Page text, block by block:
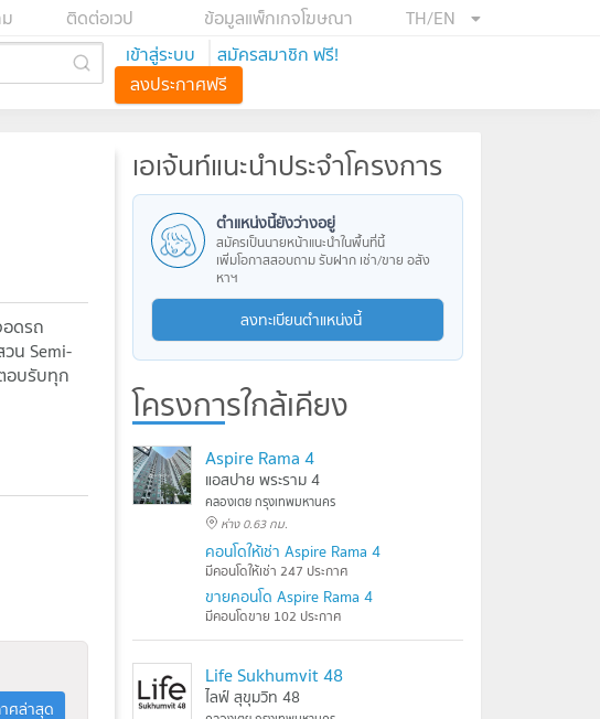
TH/EN
ข้อมูลแพ็กเกจโฆษณา
ติดต่อเวป
เข้าสู่ระบบ
สมัครสมาชิก ฟรี!
ลงประกาศฟรี
ดรถ
น Semi-
อบรับทุก
าศล่าสุด
เอเจ้นท์แนะนำประจำโครงการ
ตำแหน่งนี้ยังว่างอยู่
สมัครเป็นนายหน้าแนะนำในพื้นที่นี้
เพิ่มโอกาสสอบถาม รับฝาก เช่า/ขาย อสัง
หาฯ
ลงทะเบียนตำแหน่งนี้
โครงการใกล้เคียง
Aspire Rama 4
แอสปาย พระราม 4
คลองเตย กรุงเทพมหานคร
ห่าง 0.63 กม.
คอนโดให้เช่า Aspire Rama 4
มีคอนโดให้เช่า 247 ประกาศ
ขายคอนโด Aspire Rama 4
มีคอนโดขาย 102 ประกาศ
Life Sukhumvit 48
ไลฟ์ สุขุมวิท 48